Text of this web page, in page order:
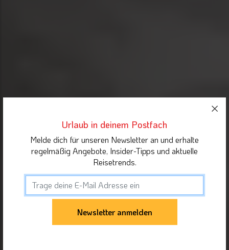
Urlaub in deinem Postfach
Melde dich für unseren Newsletter an und erhalte
regelmäßig Angebote, Insider-Tipps und aktuelle
Reisetrends.